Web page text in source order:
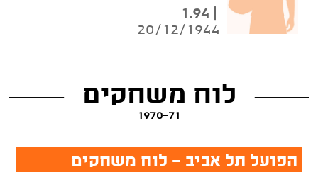
20/12/1944
לוח משחקים
1970-71
הפועל תל אביב - לוח משחקים